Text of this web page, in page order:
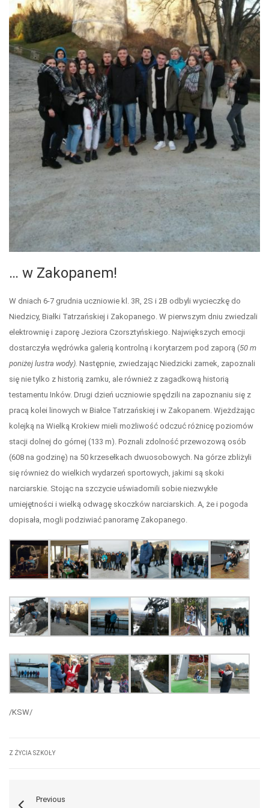
… w Zakopanem!
W dniach 6-7 grudnia uczniowie kl. 3R, 2S i 2B odbyli wycieczkę do
Niedzicy, Białki Tatrzańskiej i Zakopanego. W pierwszym dniu zwiedzali
elektrownię i zaporę Jeziora Czorsztyńskiego. Największych emocji
dostarczyła wędrówka galerią kontrolną i korytarzem pod zaporą (50 m
poniżej lustra wody). Następnie, zwiedzając Niedzicki zamek, zapoznali
się nie tylko z historią zamku, ale również z zagadkową historią
testamentu Inków. Drugi dzień uczniowie spędzili na zapoznaniu się z
pracą kolei linowych w Białce Tatrzańskiej i w Zakopanem. Wjeżdżając
kolejką na Wielką Krokiew mieli możliwość odczuć różnicę poziomów
stacji dolnej do górnej (133 m). Poznali zdolność przewozową osób
(608 na godzinę) na 50 krzesełkach dwuosobowych. Na górze zbliżyli
się również do wielkich wydarzeń sportowych, jakimi są skoki
narciarskie. Stojąc na szczycie uświadomili sobie niezwykłe
umiejętności i wielką odwagę skoczków narciarskich. A, że i pogoda
dopisała, mogli podziwiać panoramę Zakopanego.
/KSW/
Z ŻYCIA SZKOŁY
Previous